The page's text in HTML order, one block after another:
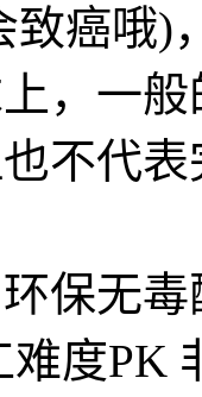
致癌哦)
，一
不代
保无
度PK